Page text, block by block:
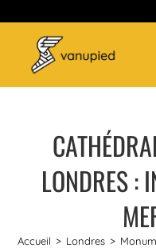
LONDRES :
Accueil > Londres >